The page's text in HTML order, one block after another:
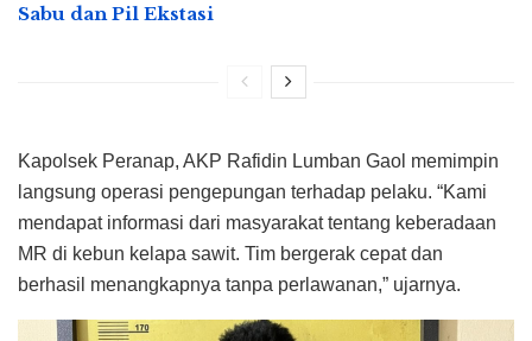
Sabu dan Pil Ekstasi
Kapolsek Peranap, AKP Rafidin Lumban Gaol memimpin
langsung operasi pengepungan terhadap pelaku. “Kami
mendapat informasi dari masyarakat tentang keberadaan
MR di kebun kelapa sawit. Tim bergerak cepat dan
berhasil menangkapnya tanpa perlawanan,” ujarnya.